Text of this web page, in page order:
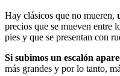
Hay clásicos que no mueren,
precios que se mueven entre
pies y que se presentan con
Si subimos un escalón
más grandes y por lo tanto,